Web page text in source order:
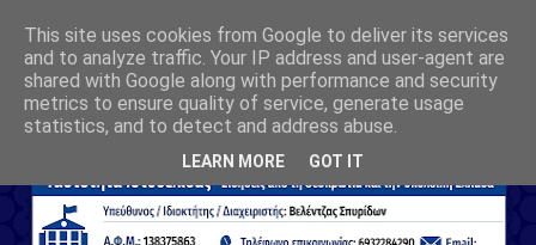
This site uses cookies from Google to deliver its services
and to analyze traffic. Your IP address and user-agent are
shared with Google along with performance and security
metrics to ensure quality of service, generate usage
statistics, and to detect and address abuse.
LEARN MORE GOT IT